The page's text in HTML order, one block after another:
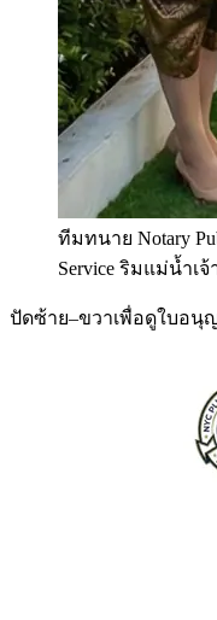
ทีมทนาย Notary
Service ริมแม่น้ำเ
ปัดซ้าย–ขวาเพื่อดูใบอนุ